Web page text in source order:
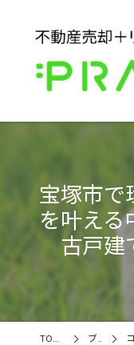
宝塚市で
を叶える
古戸建
TOPページ ブログ コラム